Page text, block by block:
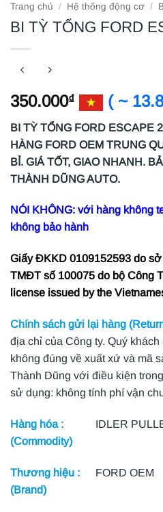
Trang chủ / Hệ thống động cơ /
BI TỲ TỔNG FORD
350.000₫ ( ~
BI TỲ TỔNG FORD ESCAPE
HÀNG FORD OEM TRUNG
BỈ. GIÁ TỐT, GIAO NHANH.
THÀNH DŨNG AUTO.
NÓI KHÔNG: với hàng không
không bảo hành
Giấy ĐKKD 0109152593 do
TMĐT số 100075 do bộ Công
license issued by the
Chính sách gửi lại hàng
địa chỉ của Công ty. Quý
không đúng về xuất xứ và mã
Thành Dũng với điều kiện
sử dụng: không tính phí vận
Hàng hóa :
(Commodity)
IDLER
Thương hiệu :
(Brand)
FORD OEM